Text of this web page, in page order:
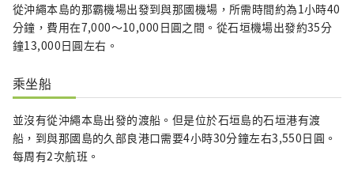
從沖繩本島的那霸機場出發到與那國機場，所需時間約為1小時40
分鐘，費用在7,000～10,000日圓之間。從石垣機場出發約35分
鐘13,000日圓左右。
乘坐船
並沒有從沖繩本島出發的渡船。但是位於石垣島的石垣港有渡
船，到與那國島的久部良港口需要4小時30分鐘左右3,550日圓。
每周有2次航班。